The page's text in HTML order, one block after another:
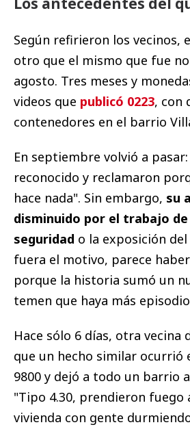
Según refirieron los vecinos,
otro que el mismo que fue
agosto. Tres meses y
videos que publicó 0223, con
contenedores en el barrio
En septiembre volvió a
reconocido y reclamaron
hace nada". Sin embargo, su
disminuido por el trabajo
seguridad o la exposición
fuera el motivo, parece
porque la historia sumó un
temen que haya más
Hace sólo 6 días, otra vecina
que un hecho similar ocurrió
9800 y dejó a todo un barrio
"Tipo 4.30, prendieron fuego
vivienda con gente